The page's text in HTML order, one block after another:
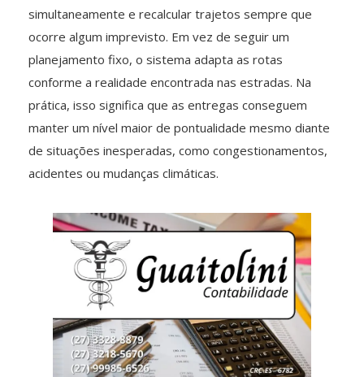
simultaneamente e recalcular trajetos sempre que
ocorre algum imprevisto. Em vez de seguir um
planejamento fixo, o sistema adapta as rotas
conforme a realidade encontrada nas estradas. Na
prática, isso significa que as entregas conseguem
manter um nível maior de pontualidade mesmo diante
de situações inesperadas, como congestionamentos,
acidentes ou mudanças climáticas.